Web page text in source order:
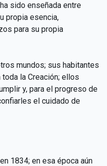
sido enseñada entre
propia esencia,
para su propia
mundos; sus habitantes
la Creación; ellos
y, para el progreso de
el cuidado de
1834; en esa época aún